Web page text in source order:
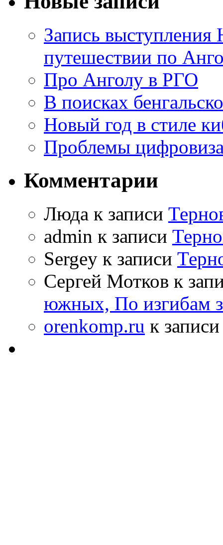
Запись
путешествии по
Про Анголу в РГО
В поисках
Новый год в стиле
Проблемы
Комментарии
Люда к записи
admin к записи
Sergey к записи
Сергей Мотков к
южных, По изгибам
orenkomp.ru к